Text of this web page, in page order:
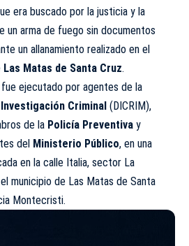
era buscado por la justicia y la
un arma de fuego sin documentos
un allanamiento realizado en el
Las Matas de Santa Cruz.
ejecutado por agentes de la
Criminal (DICRIM),
de la Policía Preventiva y
del Ministerio Público, en una
en la calle Italia, sector La
municipio de Las Matas de Santa
Montecristi.